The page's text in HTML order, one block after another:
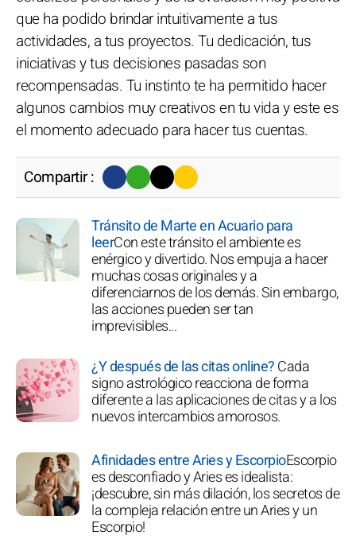
que ha podido brindar intuitivamente a tus
actividades, a tus proyectos. Tu dedicación, tus
iniciativas y tus decisiones pasadas son
recompensadas. Tu instinto te ha permitido hacer
algunos cambios muy creativos en tu vida y este es
el momento adecuado para hacer tus cuentas.
Compartir :
Tránsito de Marte en Acuario para
leerCon este tránsito el ambiente es
enérgico y divertido. Nos empuja a hacer
muchas cosas originales y a
diferenciarnos de los demás. Sin embargo,
las acciones pueden ser tan
imprevisibles...
¿Y después de las citas online?Cada
signo astrológico reacciona de forma
diferente a las aplicaciones de citas y a los
nuevos intercambios amorosos.
Afinidades entre Aries y EscorpioEscorpio
es desconfiado y Aries es idealista:
¡descubre, sin más dilación, los secretos de
la compleja relación entre un Aries y un
Escorpio!